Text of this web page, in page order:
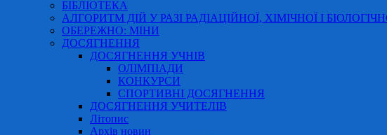
БІБЛІОТЕКА
АЛГОРИТМ ДІЙ У РАЗІ РАДІАЦІЙНОЇ, ХІМІЧНОЇ І
ОБЕРЕЖНО: МІНИ
ДОСЯГНЕННЯ
ДОСЯГНЕННЯ УЧНІВ
ОЛІМПІАДИ
КОНКУРСИ
СПОРТИВНІ ДОСЯГНЕННЯ
ДОСЯГНЕННЯ УЧИТЕЛІВ
Літопис
Архів новин